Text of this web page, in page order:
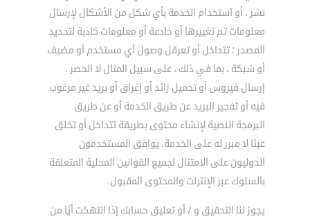
نشر ، أو استخدام الخدمة بأي شكل من الأشكال لإرسال
معلومات تم تغييرها أو خادعة أو معلومات كاذبة لتحديد
المصدر ؛ تتداخل أو تعرقل وصول أي مستخدم أو مضيف
أو شبكة ، بما في ذلك ، على سبيل المثال لا الحصر ،
إرسال فيروس أو تحميل زائد أو إغراق أو بريد غير مرغوب
فيه أو تفجير البريد عن طريق الخدمة أو عن طريق
البرمجة النصية لإنشاء محتوى بطريقة تتداخل أو تخلق
عبئا لا مبرر له على الخدمة. يوافق المستخدمون
الدوليون على الامتثال لجميع القوانين المحلية المتعلقة
بالسلوك عبر الإنترنت والمحتوى المقبول.
يجوز لنا التحقيق و / أو تعليق حسابك إذا انتهكت أيًا من